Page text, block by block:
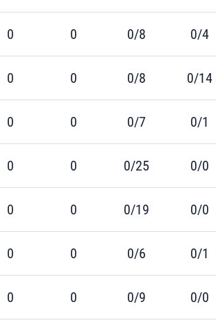
0 0 0/8 0/4
0 0 0/8 0/14
0 0 0/7 0/1
0 0 0/25 0/0
0 0 0/19 0/0
0 0 0/6 0/1
0 0 0/9 0/0